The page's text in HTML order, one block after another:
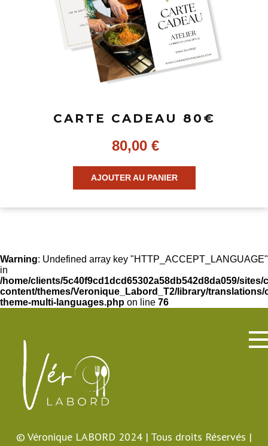
CARTE CADEAU 80€
80,00 €
AJOUTER AU PANIER
Warning: Undefined array key "HTTP_ACCEPT_LANGUAGE"
in
/home/clients/5c40f9cd1dcd65302a58db542d8da059/
content/themes/Veronique_Labord_T2/library/translations/
theme-multi-languages.php on line 76
© Véronique LABORD 2024 | Tous droits Réservés |